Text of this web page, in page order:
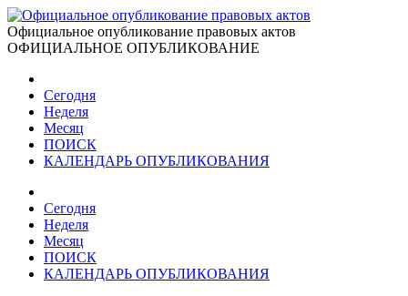
Официальное опубликование правовых актов
ОФИЦИАЛЬНОЕ ОПУБЛИКОВАНИЕ
Сегодня
Неделя
Месяц
ПОИСК
КАЛЕНДАРЬ ОПУБЛИКОВАНИЯ
Сегодня
Неделя
Месяц
ПОИСК
КАЛЕНДАРЬ ОПУБЛИКОВАНИЯ